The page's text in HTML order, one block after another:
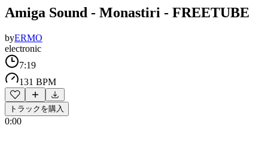
Amiga Sound - Monastiri - FREETUBE
byERMO
electronic
7:19
131 BPM
トラックを購入
0:00